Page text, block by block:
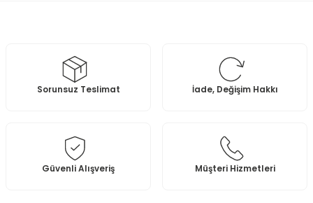
Ürün resmi kalitesiz, bozuk veya görüntülenemiyor.
Ürün açıklamasında eksik bilgiler bulunuyor.
Bu ürüne benzer farklı alternatifler olmalı.
Sorunsuz Teslimat İade, Değişim Hakkı
Güvenli Alışveriş Müşteri Hizmetleri